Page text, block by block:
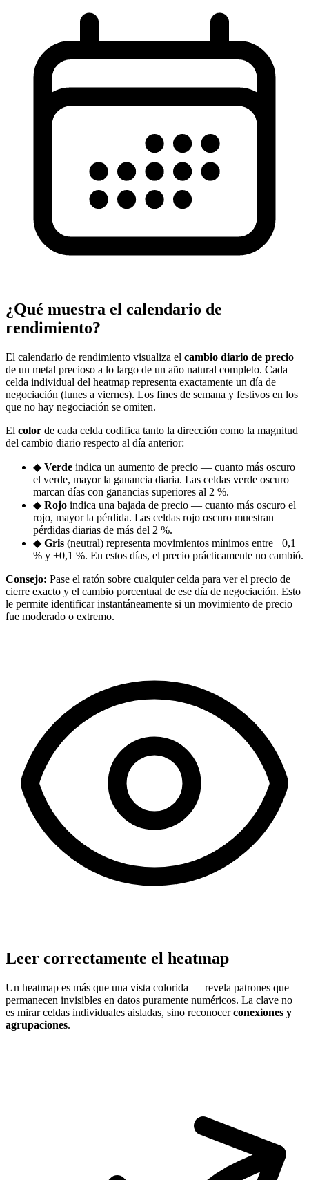
¿Qué muestra el calendario de
rendimiento?
El calendario de rendimiento visualiza el cambio diario de precio
de un metal precioso a lo largo de un año natural completo. Cada
celda individual del heatmap representa exactamente un día de
negociación (lunes a viernes). Los fines de semana y festivos en los
que no hay negociación se omiten.
El color de cada celda codifica tanto la dirección como la magnitud
del cambio diario respecto al día anterior:
◆ Verde indica un aumento de precio — cuanto más oscuro
el verde, mayor la ganancia diaria. Las celdas verde oscuro
marcan días con ganancias superiores al 2 %.
◆ Rojo indica una bajada de precio — cuanto más oscuro el
rojo, mayor la pérdida. Las celdas rojo oscuro muestran
pérdidas diarias de más del 2 %.
◆ Gris (neutral) representa movimientos mínimos entre −0,1
% y +0,1 %. En estos días, el precio prácticamente no cambió.
Consejo: Pase el ratón sobre cualquier celda para ver el precio de
cierre exacto y el cambio porcentual de ese día de negociación. Esto
le permite identificar instantáneamente si un movimiento de precio
fue moderado o extremo.
Leer correctamente el heatmap
Un heatmap es más que una vista colorida — revela patrones que
permanecen invisibles en datos puramente numéricos. La clave no
es mirar celdas individuales aisladas, sino reconocerconexiones y
agrupaciones.